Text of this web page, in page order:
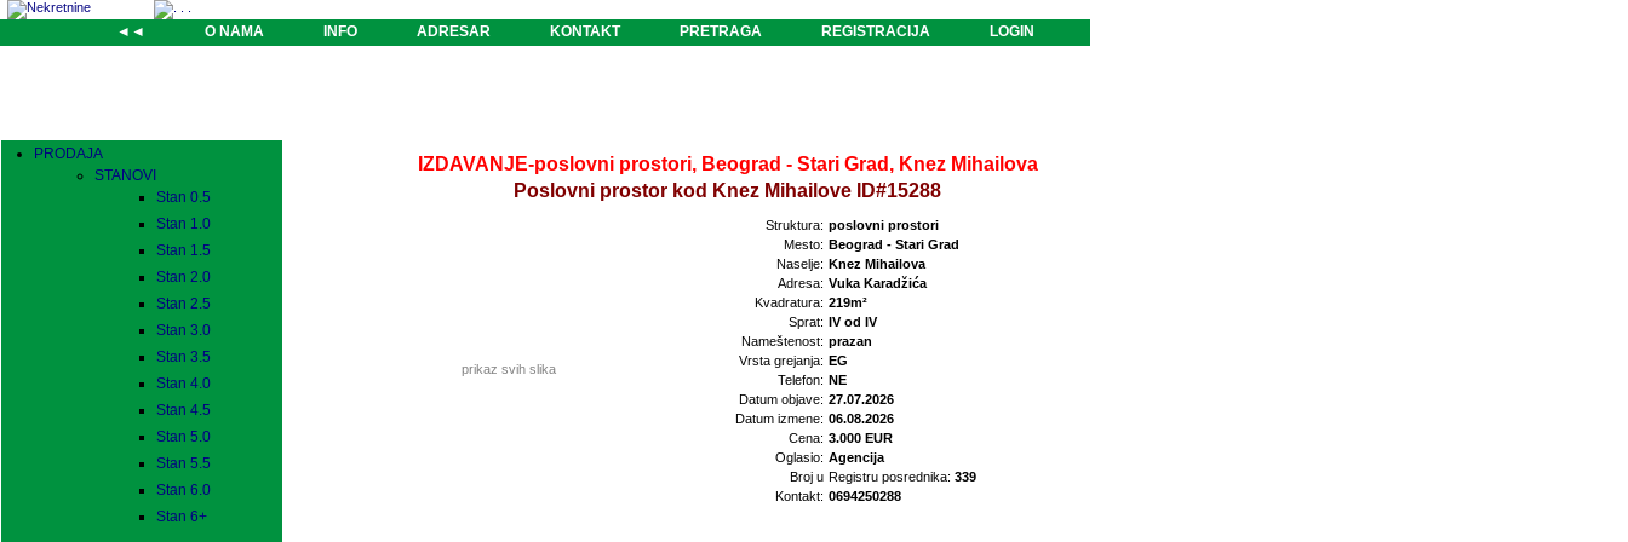
◄◄ O NAMA INFO ADRESAR KONTAKT PRETRAGA REGISTRACIJA LOGIN
PRODAJA
STANOVI
Stan 0.5
Stan 1.0
Stan 1.5
Stan 2.0
Stan 2.5
Stan 3.0
Stan 3.5
Stan 4.0
Stan 4.5
Stan 5.0
Stan 5.5
Stan 6.0
Stan 6+
IZDAVANJE-poslovni prostori, Beograd - Stari Grad, Knez Mihailova
Poslovni prostor kod Knez Mihailove ID#15288
prikaz svih slika
Struktura: poslovni prostori
Mesto: Beograd - Stari Grad
Naselje: Knez Mihailova
Adresa: Vuka Karadžića
Kvadratura: 219m²
Sprat: IV od IV
Nameštenost: prazan
Vrsta grejanja: EG
Telefon: NE
Datum objave: 27.07.2026
Datum izmene: 06.08.2026
Cena: 3.000 EUR
Oglasio: Agencija
Broj u Registru posrednika: 339
Kontakt: 0694250288